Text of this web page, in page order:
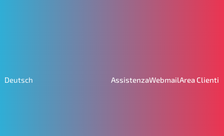
Deutsch AssistenzaWebmailArea Clienti